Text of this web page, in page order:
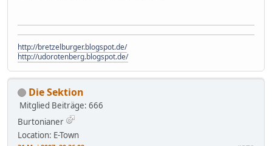
http://bretzelburger.blogspot.de/
http://udorotenberg.blogspot.de/
Die Sektion
Mitglied Beiträge: 666
Burtonianer
Location: E-Town